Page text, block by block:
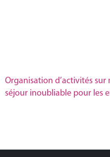
Organisation d’activités sur
séjour inoubliable pour les